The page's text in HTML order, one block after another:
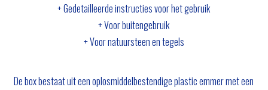
+ Gedetailleerde instructies voor het gebruik
+ Voor buitengebruik
+ Voor natuursteen en tegels
De box bestaat uit een oplosmiddelbestendige plastic emmer met een